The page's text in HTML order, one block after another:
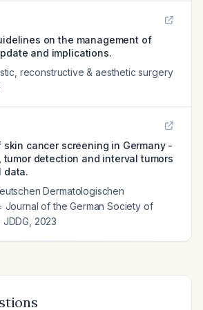
on the management of
and implications.
reconstructive & aesthetic surgery
skin cancer screening in Germany -
tumor detection and interval tumors
data.
Dermatologischen
Journal of the German Society of
2023